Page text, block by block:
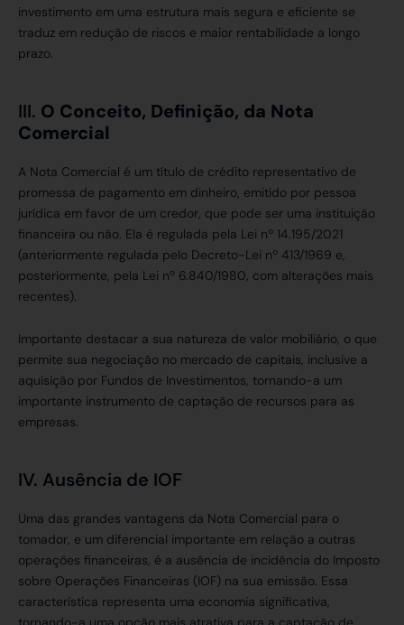
investimento em uma estrutura mais segura e eficiente se
traduz em redução de riscos e maior rentabilidade a longo
prazo.
III. O Conceito, Definição, da Nota
Comercial
A Nota Comercial é um título de crédito representativo de
promessa de pagamento em dinheiro, emitido por pessoa
jurídica em favor de um credor, que pode ser uma instituição
financeira ou não. Ela é regulada pela Lei nº 14.195/2021
(anteriormente regulada pelo Decreto-Lei nº 413/1969 e,
posteriormente, pela Lei nº 6.840/1980, com alterações mais
recentes).
Importante destacar a sua natureza de valor mobiliário, o que
permite sua negociação no mercado de capitais, inclusive a
aquisição por Fundos de Investimentos, tornando-a um
importante instrumento de captação de recursos para as
empresas.
IV. Ausência de IOF
Uma das grandes vantagens da Nota Comercial para o
tomador, e um diferencial importante em relação a outras
operações financeiras, é a ausência de incidência do Imposto
sobre Operações Financeiras (IOF) na sua emissão. Essa
característica representa uma economia significativa,